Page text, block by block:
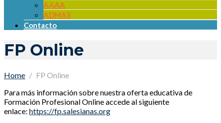
AAAA
ADMAS
Contacto
FP Online
Home
FP Online
Para más información sobre nuestra oferta educativa de
Formación Profesional Online accede al siguiente
enlace: https://fp.salesianas.org